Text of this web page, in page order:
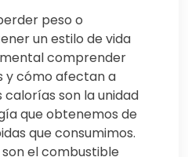
peso o
un estilo de vida
comprender
y cómo afectan a
calorías son la unidad
que obtenemos de
que consumimos.
el combustible